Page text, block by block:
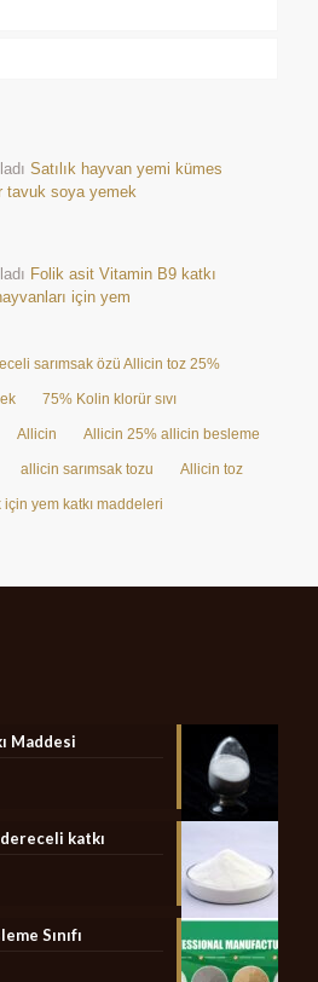
Satılık hayvan yemi kümes
tavuk soya yemek
Folik asit Vitamin B9 katkı
için yem
sarımsak özü Allicin toz 25%
75% Kolin klorür sıvı
Allicin Allicin 25% allicin besleme
allicin sarımsak tozu Allicin toz
yem katkı maddeleri
Maddesi
katkı
Sınıfı